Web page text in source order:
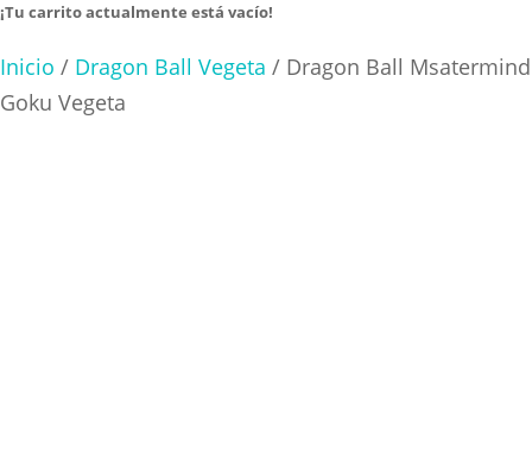
¡Tu carrito actualmente está vacío!
Inicio / Dragon Ball Vegeta / Dragon Ball Msatermind
Goku Vegeta